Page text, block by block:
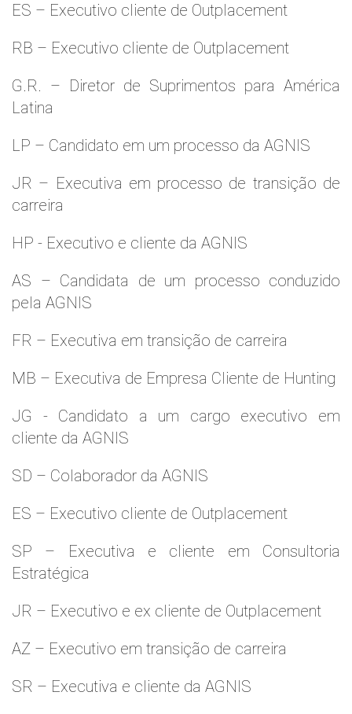
ES – Executivo cliente de Outplacement
RB – Executivo cliente de Outplacement
G.R. – Diretor de Suprimentos para América
Latina
LP – Candidato em um processo da AGNIS
JR – Executiva em processo de transição de
carreira
HP - Executivo e cliente da AGNIS
AS – Candidata de um processo conduzido
pela AGNIS
FR – Executiva em transição de carreira
MB – Executiva de Empresa Cliente de Hunting
JG - Candidato a um cargo executivo em
cliente da AGNIS
SD – Colaborador da AGNIS
ES – Executivo cliente de Outplacement
SP – Executiva e cliente em Consultoria
Estratégica
JR – Executivo e ex cliente de Outplacement
AZ – Executivo em transição de carreira
SR – Executiva e cliente da AGNIS